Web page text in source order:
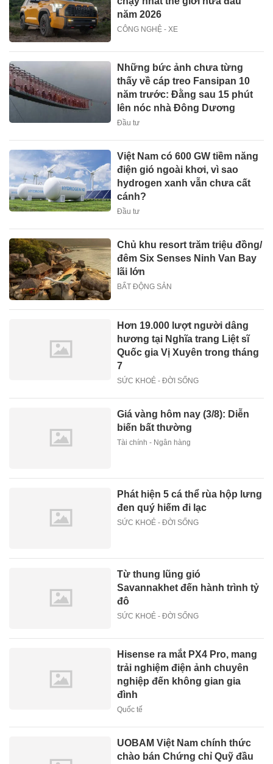
năm 2026
CÔNG NGHỆ - XE
Những bức ảnh chưa từng
thấy về cáp treo Fansipan 10
năm trước: Đằng sau 15 phút
lên nóc nhà Đông Dương
Đầu tư
Việt Nam có 600 GW tiềm năng
điện gió ngoài khơi, vì sao
hydrogen xanh vẫn chưa cất
cánh?
Đầu tư
Chủ khu resort trăm triệu đồng/
đêm Six Senses Ninh Van Bay
lãi lớn
BẤT ĐỘNG SẢN
Hơn 19.000 lượt người dâng
hương tại Nghĩa trang Liệt sĩ
Quốc gia Vị Xuyên trong tháng
7
SỨC KHOẺ - ĐỜI SỐNG
Giá vàng hôm nay (3/8): Diễn
biến bất thường
Tài chính - Ngân hàng
Phát hiện 5 cá thể rùa hộp lưng
đen quý hiếm đi lạc
SỨC KHOẺ - ĐỜI SỐNG
Từ thung lũng gió
Savannakhet đến hành trình tỷ
đô
SỨC KHOẺ - ĐỜI SỐNG
Hisense ra mắt PX4 Pro, mang
trải nghiệm điện ảnh chuyên
nghiệp đến không gian gia
đình
Quốc tế
UOBAM Việt Nam chính thức
chào bán Chứng chỉ Quỹ đầu